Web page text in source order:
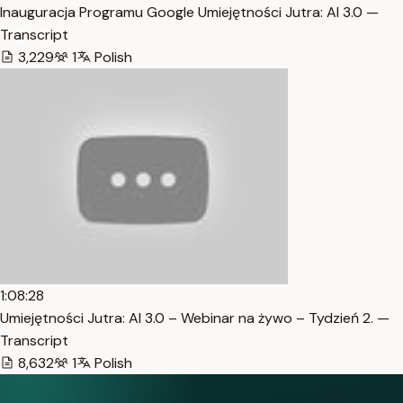
Inauguracja Programu Google Umiejętności Jutra: AI 3.0 —
Transcript
3,229
1 Polish
1:08:28
Umiejętności Jutra: AI 3.0 – Webinar na żywo – Tydzień 2. —
Transcript
8,632
1 Polish